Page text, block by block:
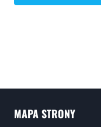
MAPA STRONY